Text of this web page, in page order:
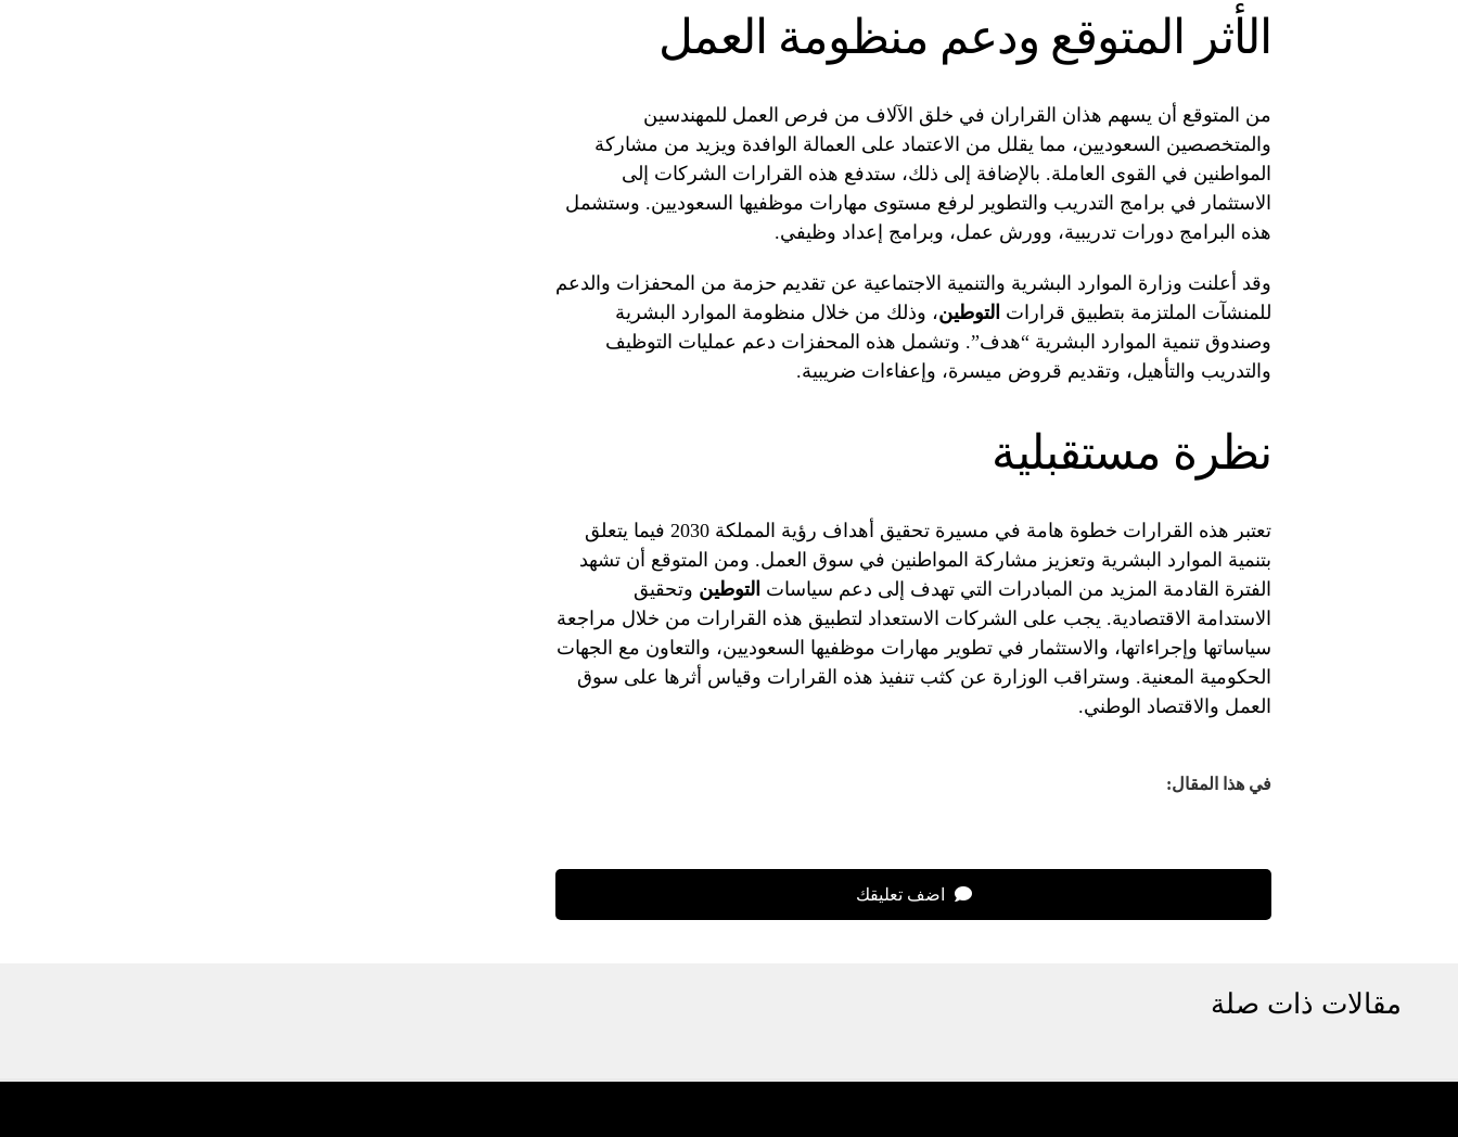
الأثر المتوقع ودعم منظومة العمل
من المتوقع أن يسهم هذان القراران في خلق الآلاف من فرص العمل للمهندسين
والمتخصصين السعوديين، مما يقلل من الاعتماد على العمالة الوافدة ويزيد من مشاركة
المواطنين في القوى العاملة. بالإضافة إلى ذلك، ستدفع هذه القرارات الشركات إلى
الاستثمار في برامج التدريب والتطوير لرفع مستوى مهارات موظفيها السعوديين. وستشمل
هذه البرامج دورات تدريبية، وورش عمل، وبرامج إعداد وظيفي.
وقد أعلنت وزارة الموارد البشرية والتنمية الاجتماعية عن تقديم حزمة من المحفزات والدعم
للمنشآت الملتزمة بتطبيق قرارات التوطين، وذلك من خلال منظومة الموارد البشرية
وصندوق تنمية الموارد البشرية “هدف”. وتشمل هذه المحفزات دعم عمليات التوظيف
والتدريب والتأهيل، وتقديم قروض ميسرة، وإعفاءات ضريبية.
نظرة مستقبلية
تعتبر هذه القرارات خطوة هامة في مسيرة تحقيق أهداف رؤية المملكة 2030 فيما يتعلق
بتنمية الموارد البشرية وتعزيز مشاركة المواطنين في سوق العمل. ومن المتوقع أن تشهد
الفترة القادمة المزيد من المبادرات التي تهدف إلى دعم سياسات التوطين وتحقيق
الاستدامة الاقتصادية. يجب على الشركات الاستعداد لتطبيق هذه القرارات من خلال مراجعة
سياساتها وإجراءاتها، والاستثمار في تطوير مهارات موظفيها السعوديين، والتعاون مع الجهات
الحكومية المعنية. وستراقب الوزارة عن كثب تنفيذ هذه القرارات وقياس أثرها على سوق
العمل والاقتصاد الوطني.
في هذا المقال:
اضف تعليقك
مقالات ذات صلة